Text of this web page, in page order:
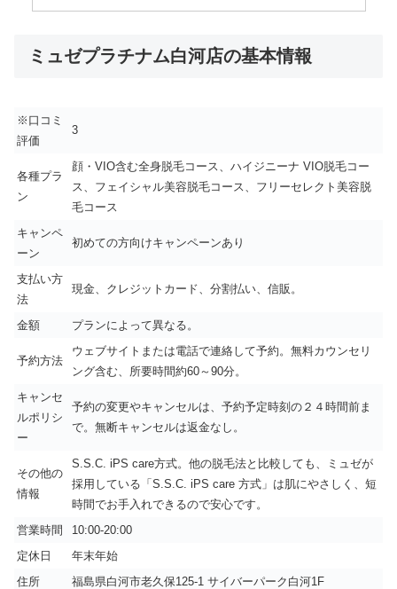
ミュゼプラチナム白河店の基本情報
※口コミ
評価
3
各種プラ
ン
顔・VIO含む全身脱毛コース、ハイジニーナ VIO脱毛コー
ス、フェイシャル美容脱毛コース、フリーセレクト美容脱
毛コース
キャンペ
ーン
初めての方向けキャンペーンあり
支払い方
法
現金、クレジットカード、分割払い、信販。
金額 プランによって異なる。
予約方法
ウェブサイトまたは電話で連絡して予約。無料カウンセリ
ング含む、所要時間約60～90分。
キャンセ
ルポリシ
ー
予約の変更やキャンセルは、予約予定時刻の２４時間前ま
で。無断キャンセルは返金なし。
その他の
情報
S.S.C. iPS care方式。他の脱毛法と比較しても、ミュゼが
採用している「S.S.C. iPS care 方式」は肌にやさしく、短
時間でお手入れできるので安心です。
営業時間
10:00-20:00
定休日
年末年始
住所
福島県白河市老久保125-1 サイバーパーク白河1F